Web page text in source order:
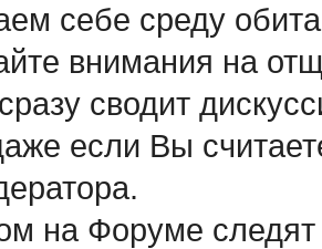
себе среду
внимания на
сводит
если Вы
на Форуме